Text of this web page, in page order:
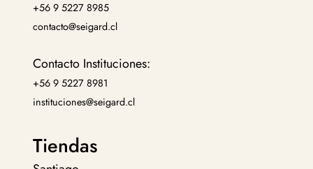
+56 9 5227 8985
contacto@seigard.cl
Contacto Instituciones:
+56 9 5227 8981
instituciones@seigard.cl
Tiendas